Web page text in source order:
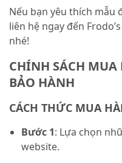
Nếu bạn yêu thích mẫu
liên hệ ngay đến
nhé!
CHÍNH SÁCH MUA
BẢO HÀNH
CÁCH THỨC MUA
Bước 1: Lựa chọn
website.